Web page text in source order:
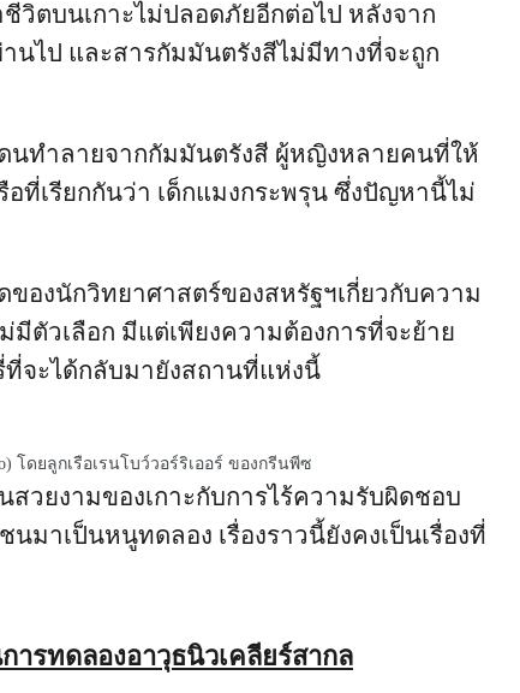
ตบนเกาะไม่ปลอดภัยอีกต่อไป หลังจาก
นไป และสารกัมมันตรังสีไม่มีทางที่จะถูก
นทำลายจากกัมมันตรังสี ผู้หญิงหลายคนที่ให้
ที่เรียกกันว่า เด็กแมงกระพรุน ซึ่งปัญหานี้ไม่
องนักวิทยาศาสตร์ของสหรัฐฯเกี่ยวกับความ
มีตัวเลือก มีแต่เพียงความต้องการที่จะย้าย
จะได้กลับมายังสถานที่แห่งนี้
โดยลูกเรือเรนโบว์วอร์ริเออร์ ของกรีนพีซ
วยงามของเกาะกับการไร้ความรับผิดชอบ
มาเป็นหนูทดลอง เรื่องราวนี้ยังคงเป็นเรื่องที่
ารทดลองอาวุธนิวเคลียร์สากล